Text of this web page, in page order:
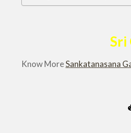
Sri
Know MoreSankatanasana